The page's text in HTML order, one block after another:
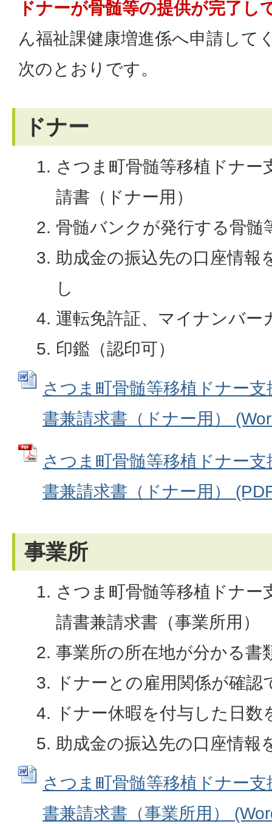
ドナーが骨髄等の提供が完了し
ん福祉課健康増進係へ申請して
次のとおりです。
ドナー
さつま町骨髄等移植ドナー
請書（ドナー用）
骨髄バンクが発行する骨髄
助成金の振込先の口座情報
し
運転免許証、マイナンバー
印鑑（認印可）
さつま町骨髄等移植ドナー
書兼請求書（ドナー用）
さつま町骨髄等移植ドナー
書兼請求書（ドナー用）
事業所
さつま町骨髄等移植ドナー
請書兼請求書（事業所用）
事業所の所在地が分かる書
ドナーとの雇用関係が確認
ドナー休暇を付与した日
助成金の振込先の口座情報
さつま町骨髄等移植ドナー
書兼請求書（事業所用）